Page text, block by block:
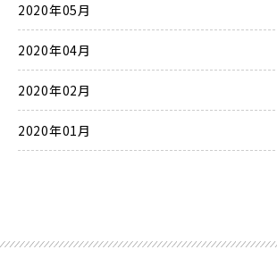
2020年05月
2020年04月
2020年02月
2020年01月